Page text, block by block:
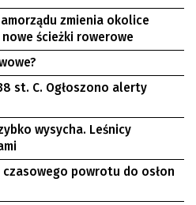
zmienia okolice
ścieżki rowerowe
st. C. Ogłoszono alerty
wysycha. Leśnicy
czasowego powrotu do osłon